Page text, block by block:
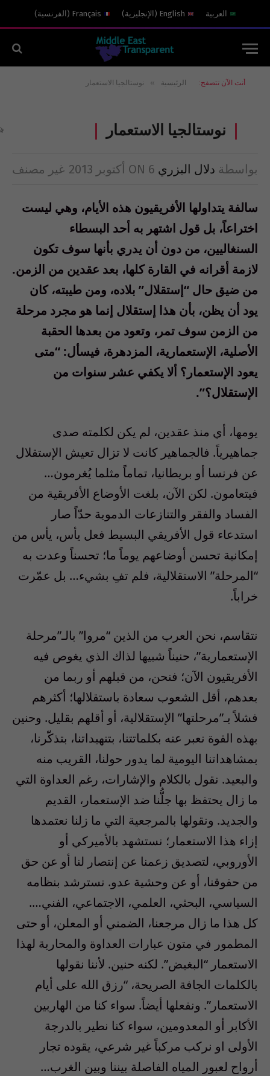
العربية English
( الإنجليزية)
Français
( الفرنسية)
أنت الآن تتصفح: الرئيسية » نوستالجيا الاستعمار
نوستالجيا الاستعمار
بواسطة دلال البزري ON 6 أكتوبر 2013 غير مصنف
سالفة يتداولها الأفريقيون هذه الأيام، وهي ليست
اختراعاً، بل قول اشتهر به أحد البسطاء
السنغاليين، من دون أن يدري بأنها سوف تكون
لازمة أقرانه في القارة كلها، بعد عقدين من الزمن.
من ضيق حال “إستقلال” بلاده، ومن طيبته، كان
يود أن يظن، بأن هذا إستقلال إنما هو مجرد مرحلة
من الزمن سوف تمر، وتعود من بعدها الحقبة
الأصلية، الإستعمارية، المزدهرة، فيسأل: “متى
يعود الإستعمار؟ ألا يكفي عشر سنوات من
الإستقلال؟”.
يومها، أي منذ عقدين، لم يكن لكلمته صدى
جماهيرياً. فالجماهير كانت لا تزال تعيش الإستقلال
عن فرنسا أو بريطانيا، تماماً مثلما يُغرمون…
فيتعامون. لكن الآن، بلغت الأوضاع الأفريقية من
الفساد والفقر والتنازعات الدموية حدّاً صار
استدعاء قول الأفريقي البسيط فعل يأس، يأس من
إمكانية تحسن أوضاعهم يوماً ما؛ تحسناً وعدت به
“المرحلة” الاستقلالية، فلم تفِ بشيء… بل عمّرت
خراباً.
نتقاسم، نحن العرب من الذين “مروا” بالـ”مرحلة
الإستعمارية”، حنيناً شبيها لذاك الذي يغوص فيه
الأفريقيون الآن؛ فنحن، من قبلهم أو ربما من
بعدهم، أقل الشعوب سعادة باستقلالها؛ أكثرهم
فشلاً بـ”مرحلتها” الإستقلالية، أو أقلهم بقليل. وحنين
بهذه القوة نعبر عنه بكلماتتنا، بتنهيداتنا، بتذكّرنا،
بمشاهداتنا اليومية لما يدور حولنا، القريب منه
والبعيد. نقول بالكلام والإشارات، رغم العداوة التي
ما زال يحتفظ بها جلُّنا ضد الإستعمار، القديم
والجديد. ونقولها بالمرجعية التي ما زلنا نعتمدها
إزاء هذا الاستعمار؛ نستشهد بالأميركي أو
الأوروبي، لتصديق زعمنا عن إنتصار لنا أو عن حق
من حقوقنا، أو عن وحشية عدو. نسترشد بنظامه
السياسي، البحثي، العلمي، الاجتماعي، الفني….
كل هذا ما زال مرجعنا، الضمني أو المعلن، أو حتى
المطمور في متون عبارات العداوة والمحاربة لهذا
الاستعمار “البغيض”. لكنه حنين. لأننا نقولها
بالكلمات الجافة الصريحة، “رزق الله على أيام
الاستعمار”. ونفعلها أيضاً. سواء كنا من الهاربين
الأكابر أو المعدومين، سواء كنا نطير بالدرجة
الأولى او نركب مركباً غير شرعي، يقوده تجار
أرواح لعبور المياه الفاصلة بيننا وبين الغرب…